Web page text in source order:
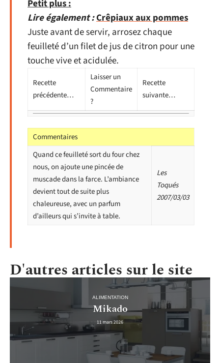
Petit plus :
Lire également :Crêpiaux aux pommes
Juste avant de servir, arrosez chaque
feuilleté d’un filet de jus de citron pour une
touche vive et acidulée.
Recette
précédente…
Laisser un
Commentaire
?
Recette
suivante…
Commentaires
Quand ce feuilleté sort du four chez
nous, on ajoute une pincée de
muscade dans la farce. L’ambiance
devient tout de suite plus
chaleureuse, avec un parfum
d’ailleurs qui s’invite à table.
Les
Toqués
2007/03/03
D'autres articles sur le site
ALIMENTATION
Mikado
11 mars 2026